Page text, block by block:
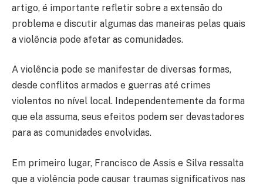
artigo, é importante refletir sobre a extensão do
problema e discutir algumas das maneiras pelas quais
a violência pode afetar as comunidades.
A violência pode se manifestar de diversas formas,
desde conflitos armados e guerras até crimes
violentos no nível local. Independentemente da forma
que ela assuma, seus efeitos podem ser devastadores
para as comunidades envolvidas.
Em primeiro lugar, Francisco de Assis e Silva ressalta
que a violência pode causar traumas significativos nas